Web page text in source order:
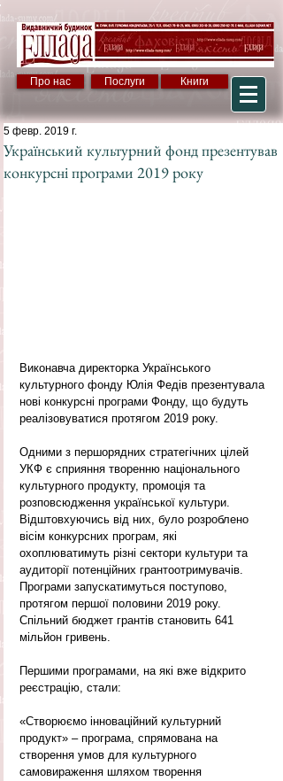
Про нас Послуги Книги
Український культурний фонд презентував
конкурсні програми 2019 року
5 февр. 2019 г.
Виконавча директорка Українського
культурного фонду Юлія Федів презентувала
нові конкурсні програми Фонду, що будуть
реалізовуватися протягом 2019 року.
Одними з першорядних стратегічних цілей
УКФ є сприяння творенню національного
культурного продукту, промоція та
розповсюдження української культури.
Відштовхуючись від них, було розроблено
вісім конкурсних програм, які
охоплюватимуть різні сектори культури та
аудиторії потенційних грантоотримувачів.
Програми запускатимуться поступово,
протягом першої половини 2019 року.
Спільний бюджет грантів становить 641
мільйон гривень.
Першими програмами, на які вже відкрито
реєстрацію, стали:
«Створюємо інноваційний культурний
продукт» ‒ програма, спрямована на
створення умов для культурного
самовираження шляхом творення